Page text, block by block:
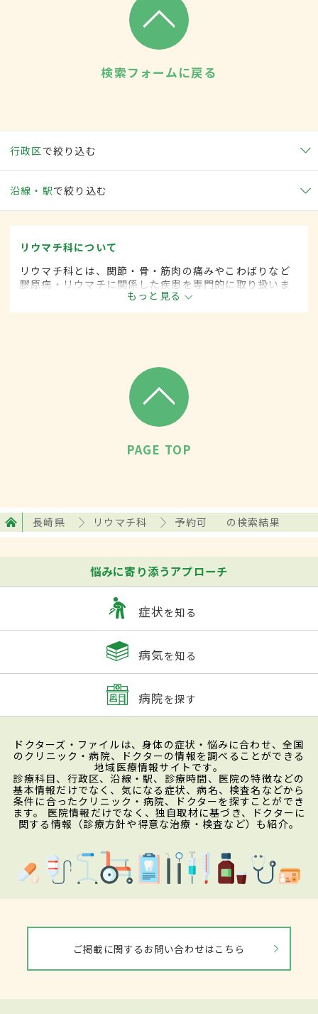
検索フォームに戻る
行政区で絞り込む
沿線・駅で絞り込む
リウマチ科について
リウマチ科とは、関節・骨・筋肉の痛みやこわばりなど
膠原病・リウマチに関係した疾患を専門的に取り扱いま
もっと見る
PAGE TOP
長崎県 リウマチ科 予約可 の検索結果
悩みに寄り添うアプローチ
症状を知る
病気を知る
病院を探す
ドクターズ・ファイルは、身体の症状・悩みに合わせ、全国
のクリニック・病院、ドクターの情報を調べることができる
地域医療情報サイトです。
診療科目、行政区、沿線・駅、診療時間、医院の特徴などの
基本情報だけでなく、気になる症状、病名、検査名などから
条件に合ったクリニック・病院、ドクターを探すことができ
ます。 医院情報だけでなく、独自取材に基づき、ドクターに
関する情報（診療方針や得意な治療・検査など）も紹介。
ご掲載に関するお問い合わせはこちら